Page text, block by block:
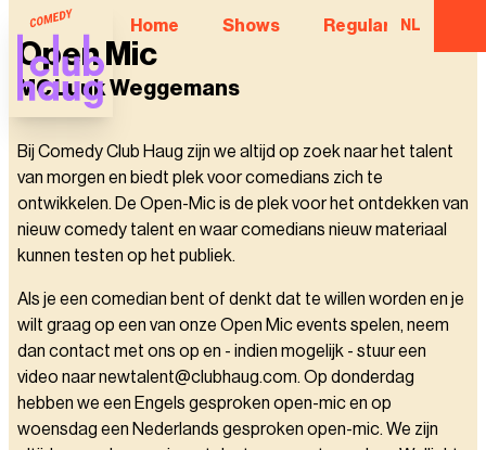
Home Shows Regular NL
Open Mic
MC Luuk Weggemans
Bij Comedy Club Haug zijn we altijd op zoek naar het talent
van morgen en biedt plek voor comedians zich te
ontwikkelen. De Open-Mic is de plek voor het ontdekken van
nieuw comedy talent en waar comedians nieuw materiaal
kunnen testen op het publiek.
Als je een comedian bent of denkt dat te willen worden en je
wilt graag op een van onze Open Mic events spelen, neem
dan contact met ons op en - indien mogelijk - stuur een
video naar newtalent@clubhaug.com. Op donderdag
hebben we een Engels gesproken open-mic en op
woensdag een Nederlands gesproken open-mic. We zijn